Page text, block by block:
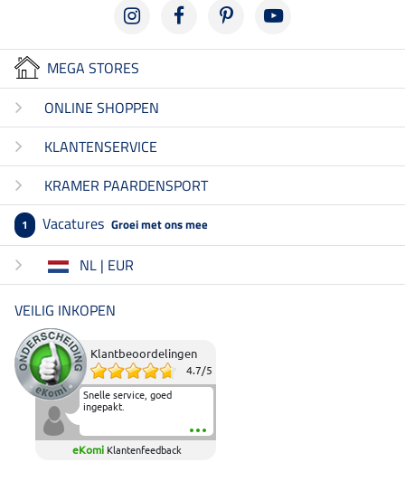
MEGA STORES
ONLINE SHOPPEN
KLANTENSERVICE
KRAMER PAARDENSPORT
1 Vacatures Groei met ons mee
NL | EUR
VEILIG INKOPEN
Klantbeoordelingen
4.7/5
Snelle service, goed
ingepakt.
eKomi Klantenfeedback